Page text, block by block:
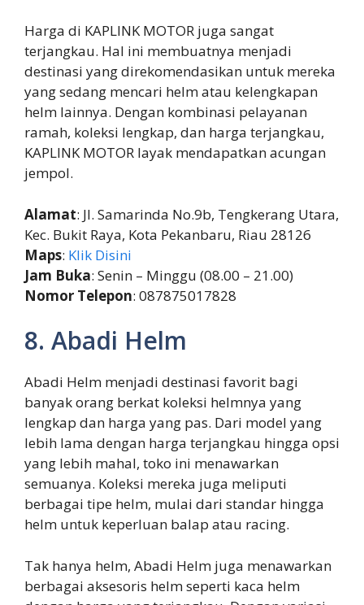
Harga di KAPLINK MOTOR juga sangat
terjangkau. Hal ini membuatnya menjadi
destinasi yang direkomendasikan untuk mereka
yang sedang mencari helm atau kelengkapan
helm lainnya. Dengan kombinasi pelayanan
ramah, koleksi lengkap, dan harga terjangkau,
KAPLINK MOTOR layak mendapatkan acungan
jempol.
Alamat: Jl. Samarinda No.9b, Tengkerang Utara,
Kec. Bukit Raya, Kota Pekanbaru, Riau 28126
Maps: Klik Disini
Jam Buka: Senin – Minggu (08.00 – 21.00)
Nomor Telepon: 087875017828
8. Abadi Helm
Abadi Helm menjadi destinasi favorit bagi
banyak orang berkat koleksi helmnya yang
lengkap dan harga yang pas. Dari model yang
lebih lama dengan harga terjangkau hingga opsi
yang lebih mahal, toko ini menawarkan
semuanya. Koleksi mereka juga meliputi
berbagai tipe helm, mulai dari standar hingga
helm untuk keperluan balap atau racing.
Tak hanya helm, Abadi Helm juga menawarkan
berbagai aksesoris helm seperti kaca helm